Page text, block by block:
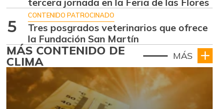
5
CONTENIDO PATROCINADO
Tres posgrados veterinarios que ofrece
la Fundación San Martín
MÁS CONTENIDO DE
CLIMA MÁS